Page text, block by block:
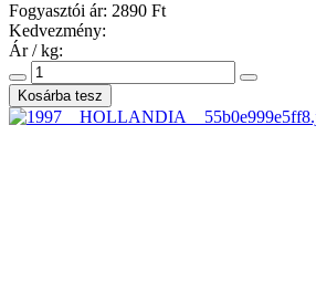
Fogyasztói ár: 2890 Ft
Kedvezmény:
Ár / kg: